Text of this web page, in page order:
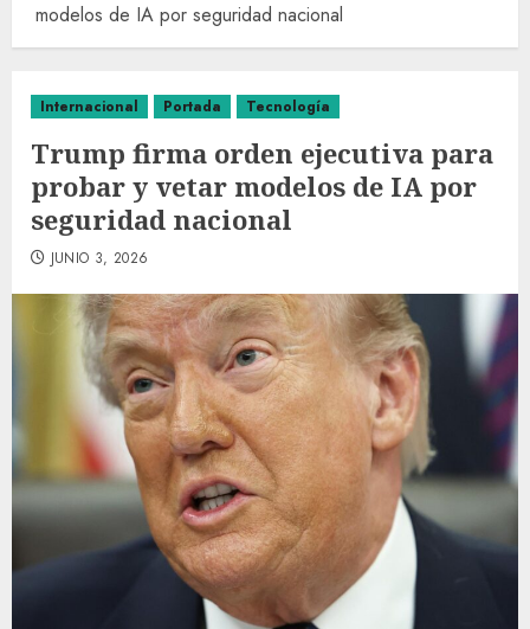
modelos de IA por seguridad nacional
Internacional Portada Tecnología
Trump firma orden ejecutiva para
probar y vetar modelos de IA por
seguridad nacional
JUNIO 3, 2026